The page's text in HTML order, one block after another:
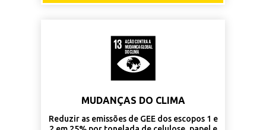
MUDANÇAS DO CLIMA
Reduzir as emissões de GEE dos escopos 1 e